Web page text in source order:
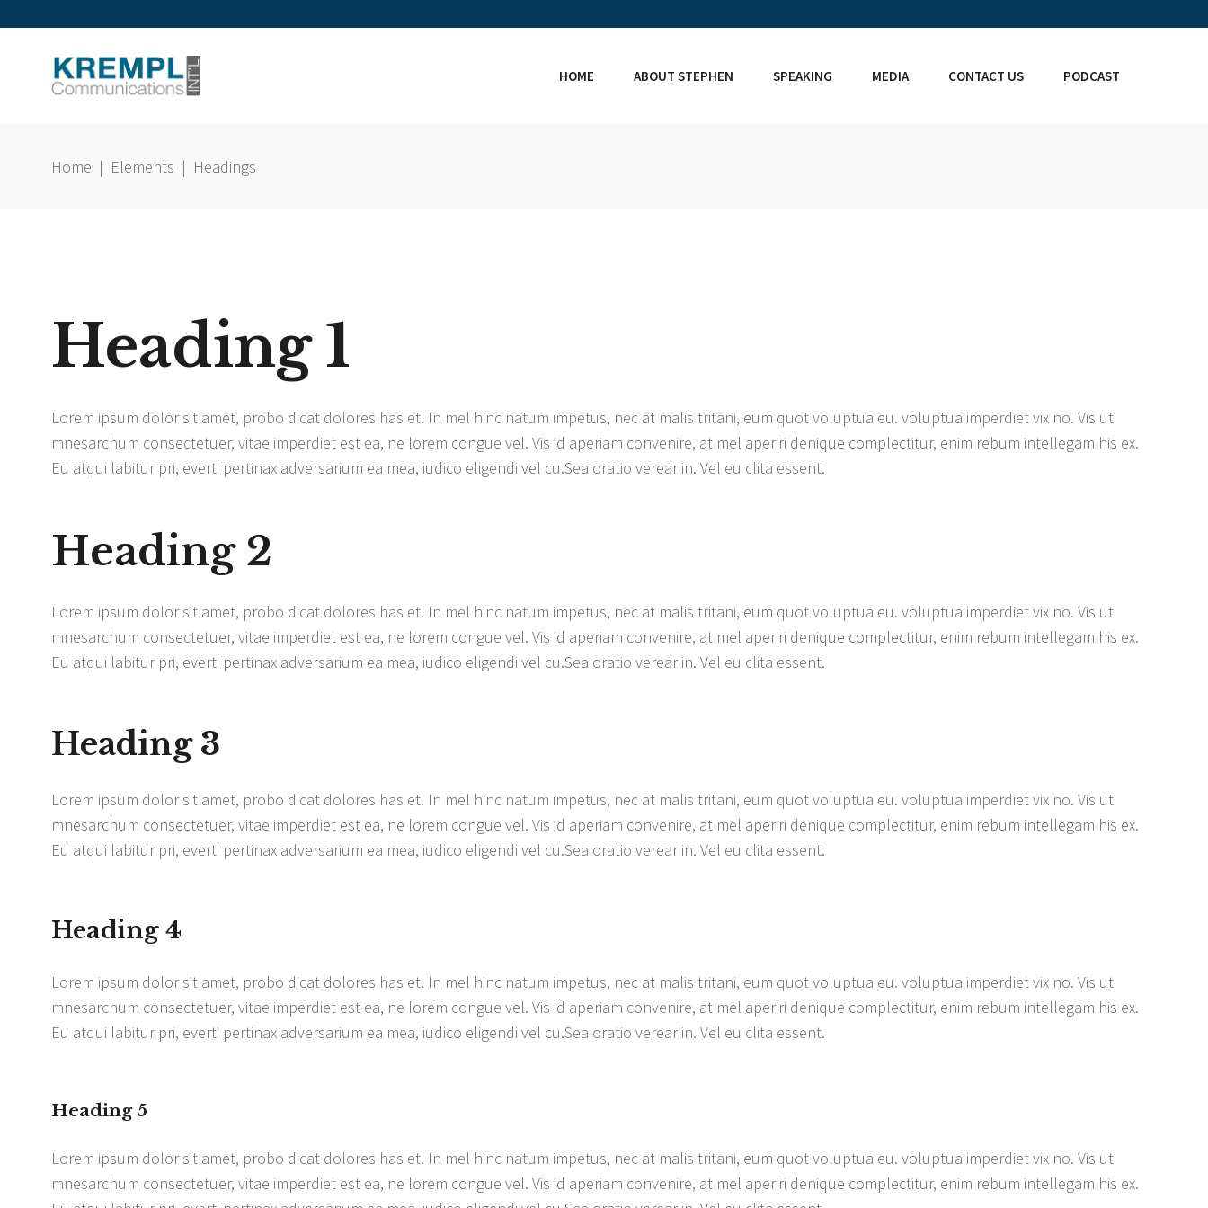
HOME ABOUT STEPHEN SPEAKING MEDIA CONTACT US PODCAST
Home | Elements | Headings
Heading 1
Lorem ipsum dolor sit amet, probo dicat dolores has et. In mel hinc natum impetus, nec at malis tritani, eum quot voluptua eu. voluptua imperdiet vix no. Vis ut
mnesarchum consectetuer, vitae imperdiet est ea, ne lorem congue vel. Vis id aperiam convenire, at mel aperiri denique complectitur, enim rebum intellegam his ex.
Eu atqui labitur pri, everti pertinax adversarium ea mea, iudico eligendi vel cu.Sea oratio verear in. Vel eu clita essent.
Heading 2
Lorem ipsum dolor sit amet, probo dicat dolores has et. In mel hinc natum impetus, nec at malis tritani, eum quot voluptua eu. voluptua imperdiet vix no. Vis ut
mnesarchum consectetuer, vitae imperdiet est ea, ne lorem congue vel. Vis id aperiam convenire, at mel aperiri denique complectitur, enim rebum intellegam his ex.
Eu atqui labitur pri, everti pertinax adversarium ea mea, iudico eligendi vel cu.Sea oratio verear in. Vel eu clita essent.
Heading 3
Lorem ipsum dolor sit amet, probo dicat dolores has et. In mel hinc natum impetus, nec at malis tritani, eum quot voluptua eu. voluptua imperdiet vix no. Vis ut
mnesarchum consectetuer, vitae imperdiet est ea, ne lorem congue vel. Vis id aperiam convenire, at mel aperiri denique complectitur, enim rebum intellegam his ex.
Eu atqui labitur pri, everti pertinax adversarium ea mea, iudico eligendi vel cu.Sea oratio verear in. Vel eu clita essent.
Heading 4
Lorem ipsum dolor sit amet, probo dicat dolores has et. In mel hinc natum impetus, nec at malis tritani, eum quot voluptua eu. voluptua imperdiet vix no. Vis ut
mnesarchum consectetuer, vitae imperdiet est ea, ne lorem congue vel. Vis id aperiam convenire, at mel aperiri denique complectitur, enim rebum intellegam his ex.
Eu atqui labitur pri, everti pertinax adversarium ea mea, iudico eligendi vel cu.Sea oratio verear in. Vel eu clita essent.
Heading 5
Lorem ipsum dolor sit amet, probo dicat dolores has et. In mel hinc natum impetus, nec at malis tritani, eum quot voluptua eu. voluptua imperdiet vix no. Vis ut
mnesarchum consectetuer, vitae imperdiet est ea, ne lorem congue vel. Vis id aperiam convenire, at mel aperiri denique complectitur, enim rebum intellegam his ex.